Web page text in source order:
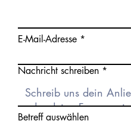
E-Mail-Adresse
Nachricht schreiben
Betreff auswählen